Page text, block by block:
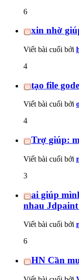
6
xin nhờ
Viết bài cuối bởi
4
tạo file
Viết bài cuối bởi
4
Trợ giúp:
Viết bài cuối bởi
3
ai giúp
nhau Jdpaint
Viết bài cuối bởi
6
HN Cần